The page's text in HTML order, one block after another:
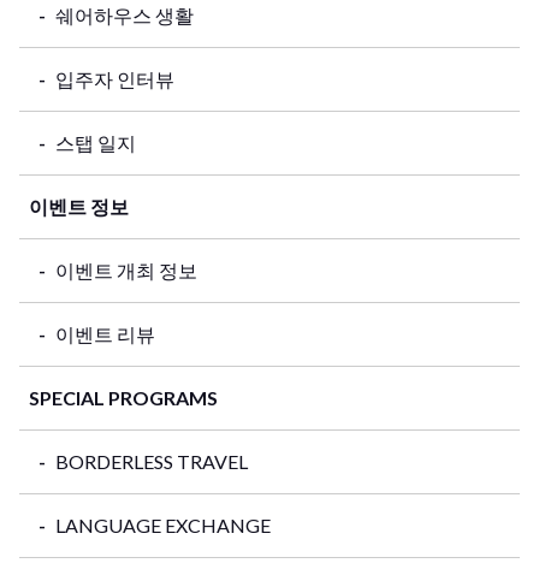
쉐어하우스 생활
입주자 인터뷰
스탭 일지
이벤트 정보
이벤트 개최 정보
이벤트 리뷰
SPECIAL PROGRAMS
BORDERLESS TRAVEL
LANGUAGE EXCHANGE